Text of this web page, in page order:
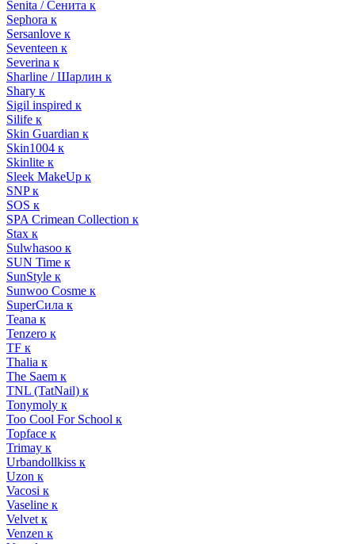
Senita / Сенита к
Sephora к
Sersanlove к
Seventeen к
Severina к
Sharline / Шарлин к
Shary к
Sigil inspired к
Silife к
Skin Guardian к
Skin1004 к
Skinlite к
Sleek MakeUp к
SNP к
SOS к
SPA Crimean Collection к
Stax к
Sulwhasoo к
SUN Time к
SunStyle к
Sunwoo Cosme к
SuperСила к
Teana к
Tenzero к
TF к
Thalia к
The Saem к
TNL (TatNail) к
Tonymoly к
Too Cool For School к
Topface к
Trimay к
Urbandollkiss к
Uzon к
Vacosi к
Vaseline к
Velvet к
Venzen к